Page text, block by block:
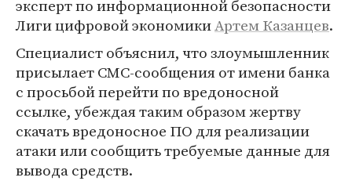
эксперт по информационной безопасности
Лиги цифровой экономикиАртем Казанцев.
Специалист объяснил, что злоумышленник
присылает СМС-сообщения от имени банка
с просьбой перейти по вредоносной
ссылке, убеждая таким образом жертву
скачать вредоносное ПО для реализации
атаки или сообщить требуемые данные для
вывода средств.